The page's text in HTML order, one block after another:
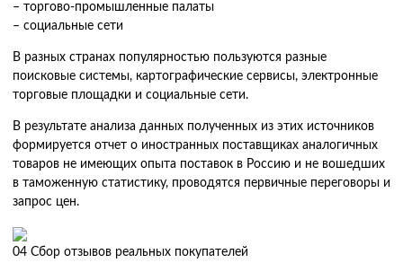
– торгово-промышленные палаты
– социальные сети
В разных странах популярностью пользуются разные
поисковые системы, картографические сервисы, электронные
торговые площадки и социальные сети.
В результате анализа данных полученных из этих источников
формируется отчет о иностранных поставщиках аналогичных
товаров не имеющих опыта поставок в Россию и не вошедших
в таможенную статистику, проводятся первичные переговоры и
запрос цен.
04 Сбор отзывов реальных покупателей